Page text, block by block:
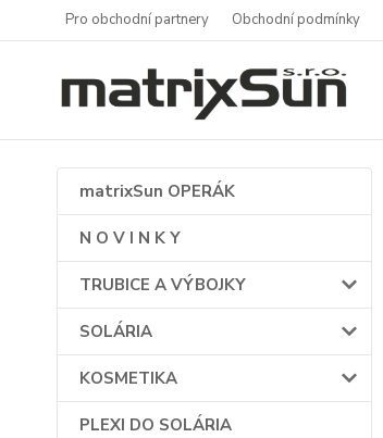
Pro obchodní partnery Obchodní podmínky
matrixSun OPERÁK
N O V I N K Y
TRUBICE A VÝBOJKY
SOLÁRIA
KOSMETIKA
PLEXI DO SOLÁRIA